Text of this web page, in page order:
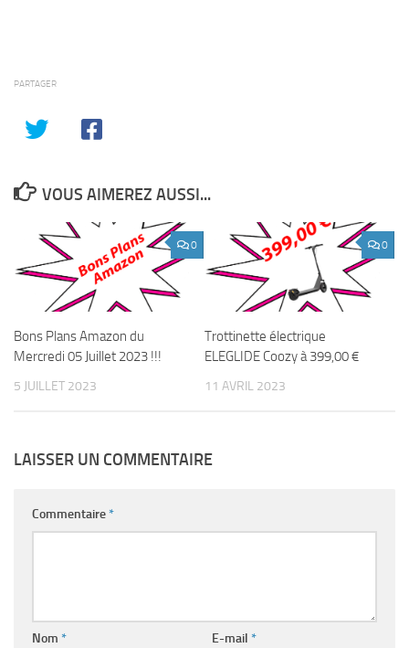
PARTAGER
VOUS AIMEREZ AUSSI...
0
Bons Plans Amazon du
Mercredi 05 Juillet 2023 !!!
5 JUILLET 2023
0
Trottinette électrique
ELEGLIDE Coozy à 399,00 €
11 AVRIL 2023
LAISSER UN COMMENTAIRE
Commentaire*
Nom * E-mail *